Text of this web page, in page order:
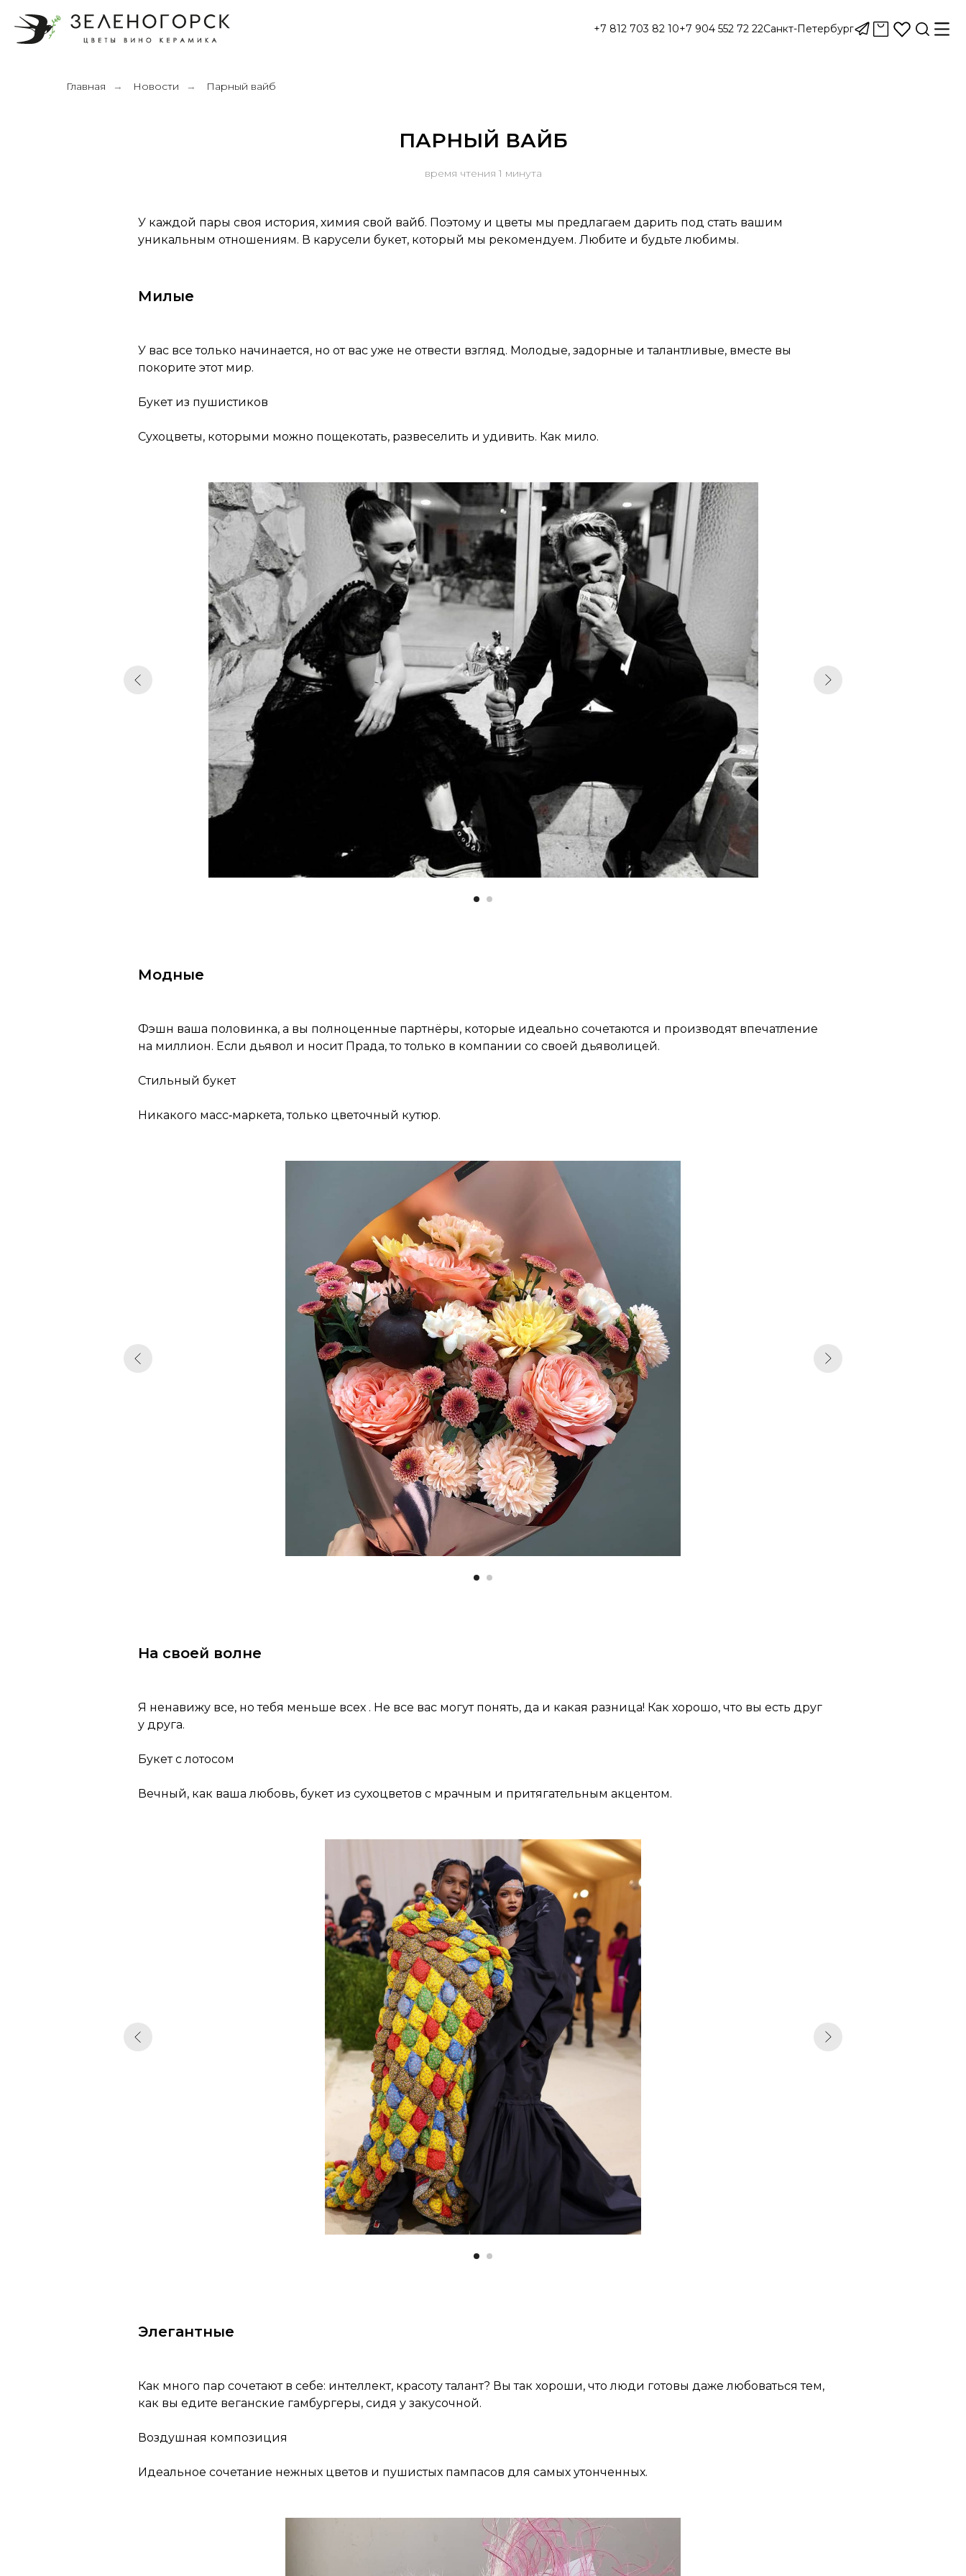
+7 812 703 82 10+7 904 552 72 22Санкт-Петербург
Главная → Новости → Парный вайб
ПАРНЫЙ ВАЙБ
время чтения 1 минута
У каждой пары своя история, химия свой вайб. Поэтому и цветы мы предлагаем дарить под стать вашим
уникальным отношениям. В карусели букет, который мы рекомендуем. Любите и будьте любимы.
Милые
У вас все только начинается, но от вас уже не отвести взгляд. Молодые, задорные и талантливые, вместе вы
покорите этот мир.
Букет из пушистиков
Сухоцветы, которыми можно пощекотать, развеселить и удивить. Как мило.
Модные
Фэшн ваша половинка, а вы полноценные партнёры, которые идеально сочетаются и производят впечатление
на миллион. Если дьявол и носит Прада, то только в компании со своей дьяволицей.
Стильный букет
Никакого масс‑маркета, только цветочный кутюр.
На своей волне
Я ненавижу все, но тебя меньше всех . Не все вас могут понять, да и какая разница! Как хорошо, что вы есть друг
у друга.
Букет с лотосом
Вечный, как ваша любовь, букет из сухоцветов с мрачным и притягательным акцентом.
Элегантные
Как много пар сочетают в себе: интеллект, красоту талант? Вы так хороши, что люди готовы даже любоваться тем,
как вы едите веганские гамбургеры, сидя у закусочной.
Воздушная композиция
Идеальное сочетание нежных цветов и пушистых пампасов для самых утонченных.